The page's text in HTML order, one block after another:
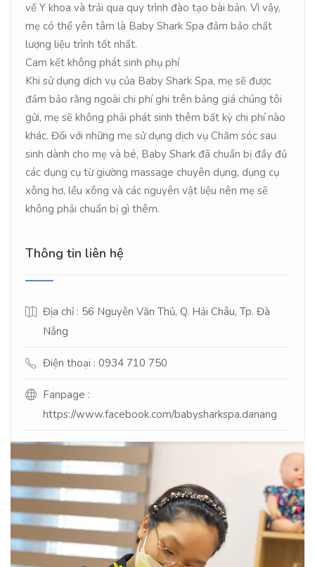
về Y khoa và trải qua quy trình đào tạo bài bản. Vì vậy,
mẹ có thể yên tâm là Baby Shark Spa đảm bảo chất
lượng liệu trình tốt nhất.
Cam kết không phát sinh phụ phí
Khi sử dụng dịch vụ của Baby Shark Spa, mẹ sẽ được
đảm bảo rằng ngoài chi phí ghi trên bảng giá chúng tôi
gửi, mẹ sẽ không phải phát sinh thêm bất kỳ chi phí nào
khác. Đối với những mẹ sử dụng dịch vụ Chăm sóc sau
sinh dành cho mẹ và bé, Baby Shark đã chuẩn bị đầy đủ
các dụng cụ từ giường massage chuyên dụng, dụng cụ
xông hơ, lều xông và các nguyên vật liệu nên mẹ sẽ
không phải chuẩn bị gì thêm.
Thông tin liên hệ
Địa chỉ : 56 Nguyễn Văn Thủ, Q. Hải Châu, Tp. Đà
Nẵng
Điện thoại : 0934 710 750
Fanpage :
https://www.facebook.com/babysharkspa.danang